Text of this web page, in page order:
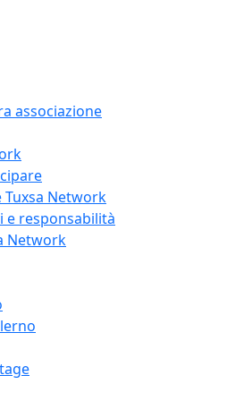
associazione
Tuxsa Network
e responsabilità
Network